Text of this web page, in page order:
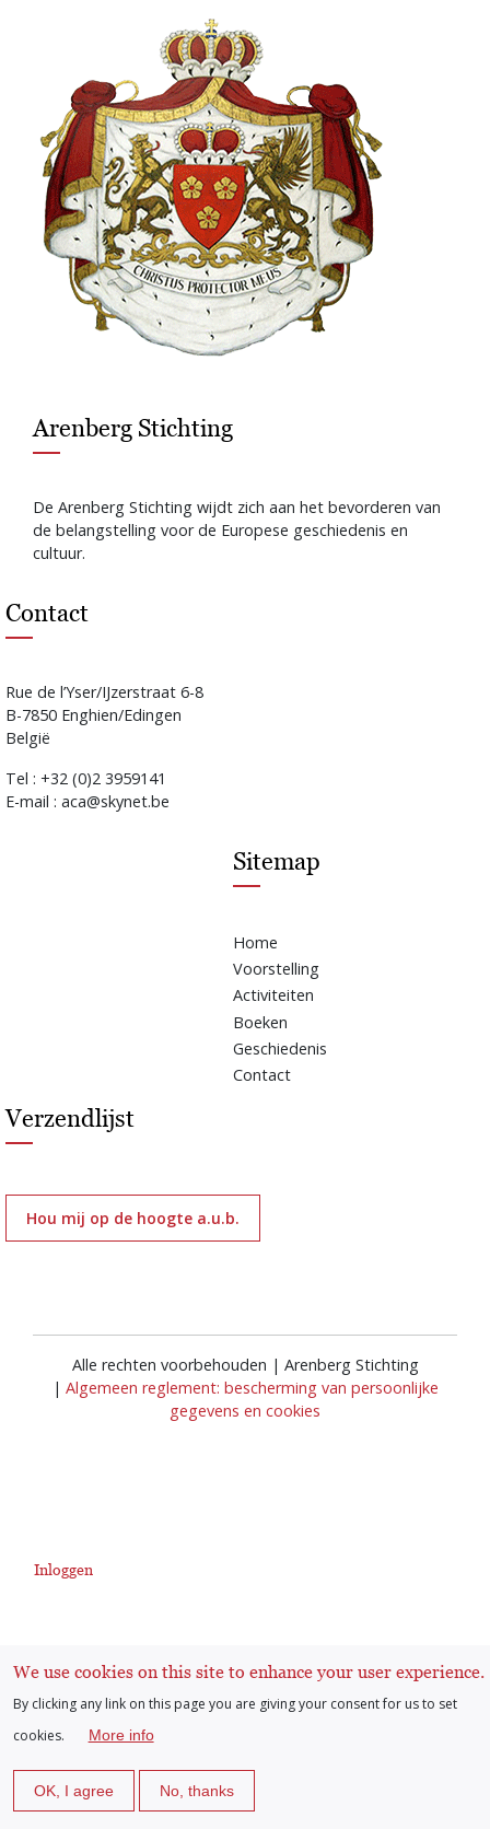
Arenberg Stichting
De Arenberg Stichting wijdt zich aan het bevorderen van
de belangstelling voor de Europese geschiedenis en
cultuur.
Contact
Rue de l’Yser/IJzerstraat 6-8
B-7850 Enghien/Edingen
België
Tel : +32 (0)2 3959141
E-mail : aca@skynet.be
Sitemap
Home
Voorstelling
Activiteiten
Boeken
Geschiedenis
Contact
Verzendlijst
Hou mij op de hoogte a.u.b.
Alle rechten voorbehouden | Arenberg Stichting
| Algemeen reglement: bescherming van persoonlijke
gegevens en cookies
User
menu
Inloggen
We use cookies on this site to enhance your user experience.
By clicking any link on this page you are giving your consent for us to set
cookies.
More info
OK, I agree No, thanks